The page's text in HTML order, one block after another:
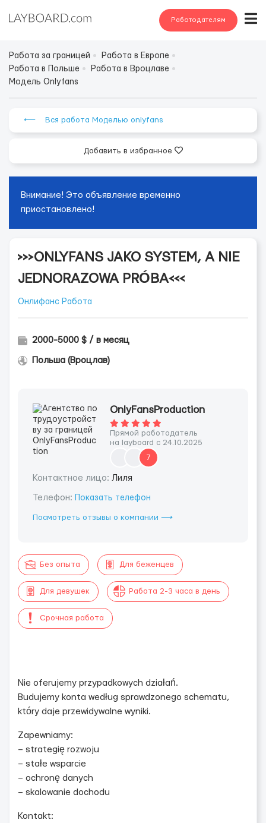
Работодателям
Работа за границей
Работа в Европе
Работа в Польше
Работа в Вроцлаве
Модель Onlyfans
⟵ Вся работа Моделью onlyfans
Добавить в избранное
Внимание! Это объявление временно
приостановлено!
>>>ONLYFANS JAKO SYSTEM, A NIE
JEDNORAZOWA PRÓBA<<<
Онлифанс Работа
2000-5000 $ / в месяц
Польша (Вроцлав)
OnlyFansProduction
Прямой работодатель
на layboard с 24.10.2025
7
Контактное лицо: Лиля
Телефон: Показать телефон
Посмотреть отзывы о компании ⟶
Без опыта Для беженцев
Для девушек Работа 2-3 часа в день
Срочная работа
Nie oferujemy przypadkowych działań.
Budujemy konta według sprawdzonego schematu,
który daje przewidywalne wyniki.
Zapewniamy:
– strategię rozwoju
– stałe wsparcie
– ochronę danych
– skalowanie dochodu
Kontakt: